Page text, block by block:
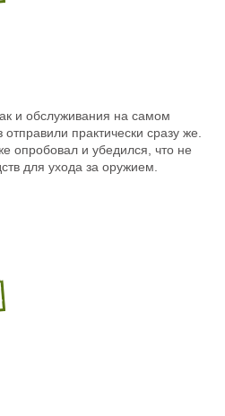
и обслуживания на самом
практически сразу же.
опробовал и убедился, что не
для ухода за оружием.